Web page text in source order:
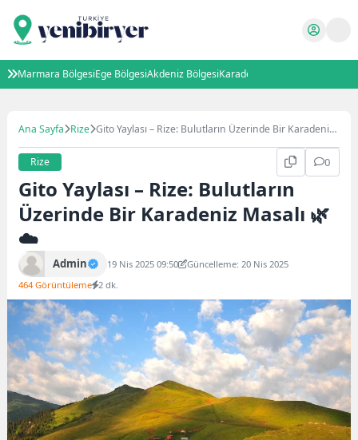
Marmara BölgesiEge BölgesiAkdeniz BölgesiKaradeniz Bölgesi
Ana Sayfa Rize Gito Yaylası – Rize: Bulutların Üzerinde Bir Karadeniz
Rize
0
Gito Yaylası – Rize: Bulutların
Üzerinde Bir Karadeniz Masalı 🌿
☁️
Admin 19 Nis 2025 09:50
Güncelleme: 20 Nis 2025
464 Görüntüleme 2 dk.